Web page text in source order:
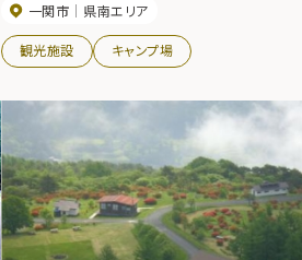
たといわれる。春には、桜、ツツジ、山菜。夏には
キャンプ、ピクニック。秋には紅葉、ハツタケ狩
り、いも煮会など、四季折々の趣があり景勝豊か
旬～10月下旬
一関市 県南エリア
観光施設 キャンプ場